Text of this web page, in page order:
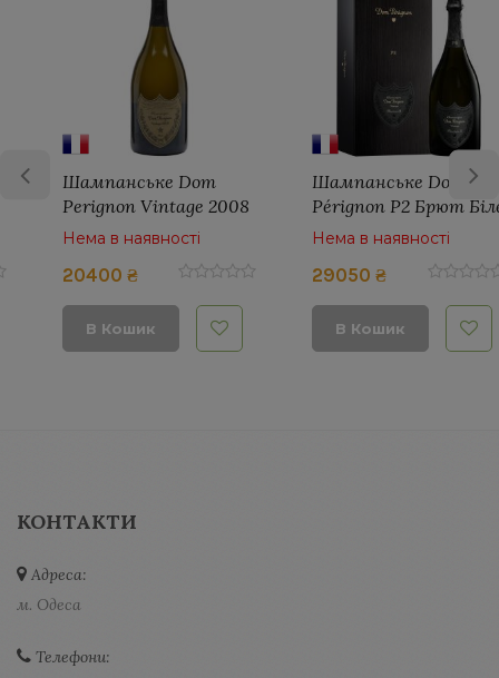
Шампанське Dom
Pérignon P2 Брют Біле
0,75 л. в подарунковій
Нема в наявності
29050 ₴
В Кошик
Шампанське Dom
Perignon Vintage 2012
Brut 0,75 л. біле брют в
Нема в наявності
10900 ₴
В Кошик
КОНТАКТИ
Адреса:
м. Одеса
Телефони: